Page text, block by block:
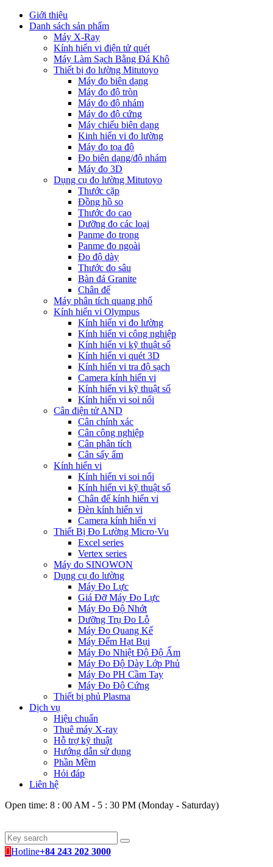
Giới thiệu
Danh sách sản phẩm
Máy X-Ray
Kính hiển vi điện tử quét
Máy Làm Sạch Bằng Đá Khô
Thiết bị đo lường Mitutoyo
Máy đo biên dạng
Máy đo độ tròn
Máy đo độ nhám
Máy đo độ cứng
Máy chiếu biên dạng
Kinh hiển vi đo lường
Máy đo tọa độ
Đo biên dạng/độ nhám
Máy đo 3D
Dụng cụ đo lường Mitutoyo
Thước cặp
Đồng hồ so
Thước đo cao
Dưỡng đo các loại
Panme đo trong
Panme đo ngoài
Đo độ dày
Thước đo sâu
Bàn đá Granite
Chân đế
Máy phân tích quang phổ
Kính hiển vi Olympus
Kính hiển vi đo lường
Kính hiển vi công nghiệp
Kính hiển vi kỹ thuật số
Kính hiển vi quét 3D
Kính hiển vi tra độ sạch
Camera kính hiển vi
Kính hiển vi kỹ thuật số
Kính hiển vi soi nổi
Cân điện tử AND
Cân chính xác
Cân công nghiệp
Cân phân tích
Cân sấy ẩm
Kính hiển vi
Kính hiển vi soi nổi
Kính hiển vi kỹ thuật số
Chân đế kính hiển vi
Đèn kính hiển vi
Camera kính hiển vi
Thiết Bị Đo Lường Micro·Vu
Excel series
Vertex series
Máy đo SINOWON
Dụng cụ đo lường
Máy Đo Lực
Giá Đỡ Máy Đo Lực
Máy Đo Độ Nhớt
Dưỡng Trụ Đo Lỗ
Máy Đo Quang Kế
Máy Đếm Hạt Bụi
Máy Đo Nhiệt Độ Độ Ẩm
Máy Đo Độ Dày Lớp Phủ
Máy Đo PH Cầm Tay
Máy Đo Độ Cứng
Thiết bị phủ Plasma
Dịch vụ
Hiệu chuẩn
Thuê máy X-ray
Hỗ trợ kỹ thuật
Hướng dẫn sử dụng
Phần Mềm
Hỏi đáp
Liên hệ
Open time: 8 : 00 AM - 5 : 30 PM (Monday - Saturday)
Hotline+84 243 202 3000